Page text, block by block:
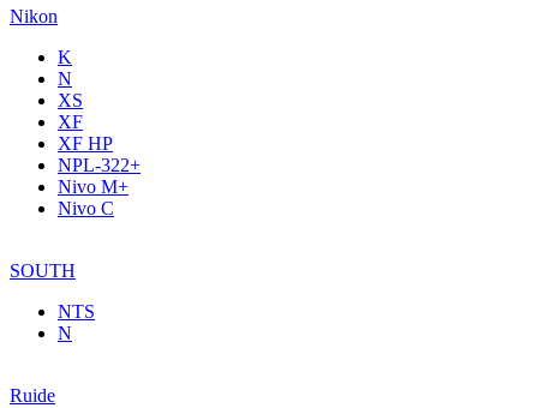
Nikon
K
N
XS
XF
XF НР
NPL-322+
Nivo M+
Nivo C
SOUTH
NTS
N
Ruide